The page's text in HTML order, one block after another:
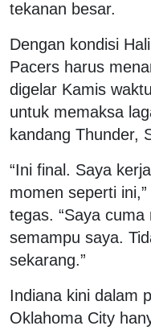
tekanan besar.
Dengan kondisi
Pacers harus
digelar Kamis
untuk memaksa
kandang Thunder,
“Ini final. Saya
momen seperti
tegas. “Saya
semampu saya.
sekarang.”
Indiana kini dalam
Oklahoma City